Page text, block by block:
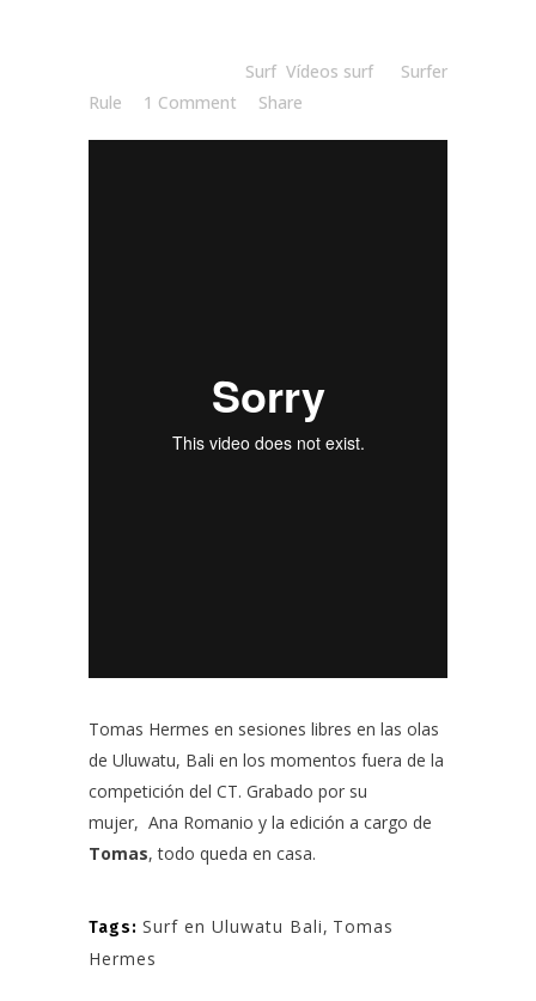
Surf Vídeos surf
Surfer
Rule
1 Comment Share
Tomas Hermes en sesiones libres en las olas
de Uluwatu, Bali en los momentos fuera de la
competición del CT. Grabado por su
mujer, Ana Romanio y la edición a cargo de
Tomas, todo queda en casa.
Tags: Surf en Uluwatu Bali, Tomas
Hermes